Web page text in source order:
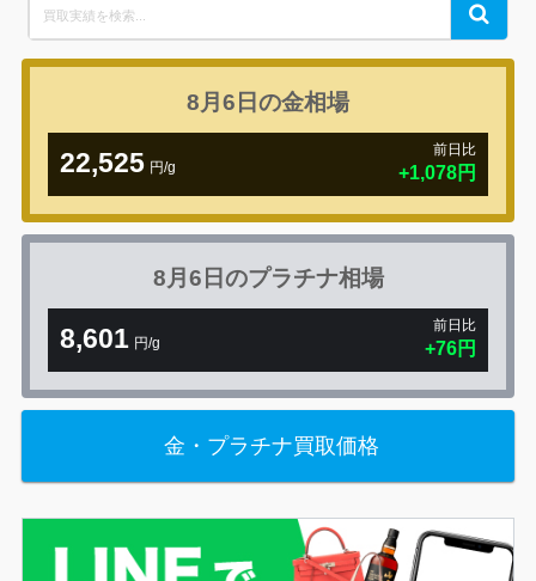
for:
Search
8月6日の金相場
22,525 円/g
前日比
+1,078円
8月6日のプラチナ相場
8,601 円/g
前日比
+76円
金・プラチナ買取価格